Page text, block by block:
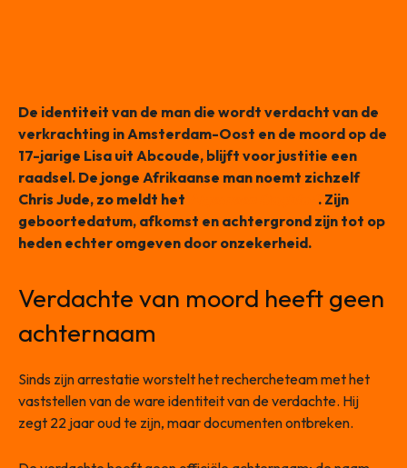
De identiteit van de man die wordt verdacht van de
verkrachting in Amsterdam-Oost en de moord op de
17-jarige Lisa uit Abcoude, blijft voor justitie een
raadsel. De jonge Afrikaanse man noemt zichzelf
Chris Jude, zo meldt het
. Zijn
geboortedatum, afkomst en achtergrond zijn tot op
heden echter omgeven door onzekerheid.
Verdachte van moord heeft geen
achternaam
Sinds zijn arrestatie worstelt het rechercheteam met het
vaststellen van de ware identiteit van de verdachte. Hij
zegt 22 jaar oud te zijn, maar documenten ontbreken.